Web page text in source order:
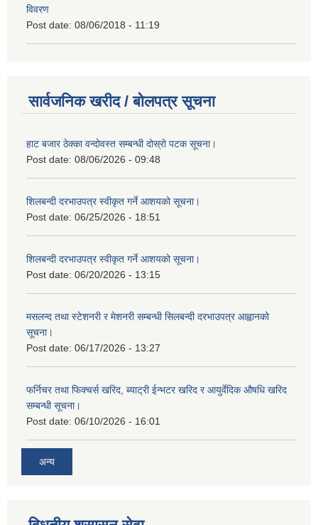
विवरण
Post date: 08/06/2018 - 11:19
सार्वजनिक खरीद / बोलपत्र सूचना
हाट बजार ठेक्का वन्दोवस्त सम्बन्धी दोस्रो पटक सूचना।
Post date: 08/06/2026 - 09:48
शिलबन्दी दरभाउपत्र स्वीकृत गर्ने आशयको सूचना।
Post date: 06/25/2026 - 18:51
शिलबन्दी दरभाउपत्र स्वीकृत गर्ने आशयको सूचना।
Post date: 06/20/2026 - 13:15
मसलन्द तथा स्टेशनरी र मेशनरी सम्बन्धी सिलबन्दी दरभाउपत्र आह्वानको
सूचना।
Post date: 06/17/2026 - 13:27
फर्निचर तथा फिक्चर्स खरिद, ब्याट‍्री ईन्भटर खरिद र आयुर्वेदिक औषधि खरिद
सम्बन्धी सूचना।
Post date: 06/10/2026 - 16:01
अन्य